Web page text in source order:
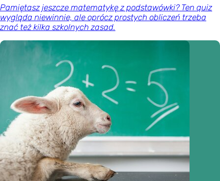
Pamiętasz jeszcze matematykę z podstawówki? Ten quiz
wygląda niewinnie, ale oprócz prostych obliczeń trzeba
znać też kilka szkolnych zasad.